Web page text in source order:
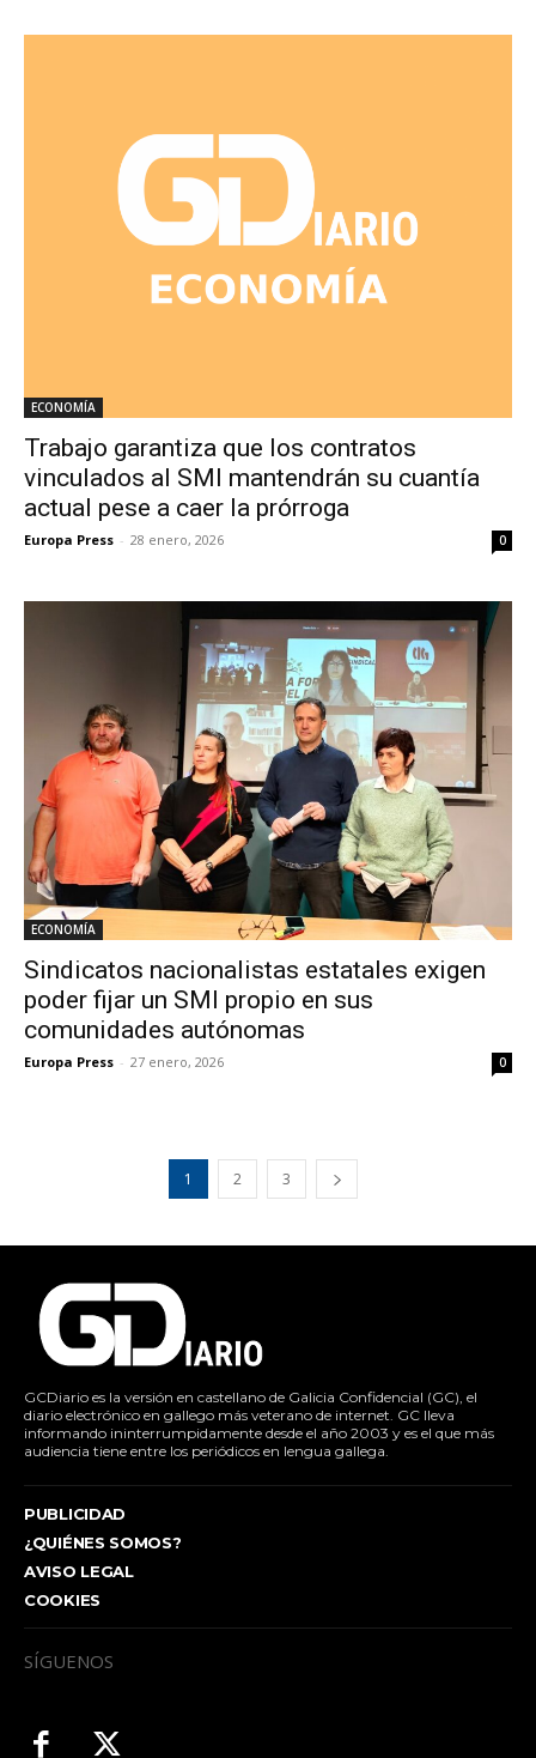
ECONOMÍA
Trabajo garantiza que los contratos
vinculados al SMI mantendrán su cuantía
actual pese a caer la prórroga
Europa Press - 28 enero, 2026 0
ECONOMÍA
Sindicatos nacionalistas estatales exigen
poder fijar un SMI propio en sus
comunidades autónomas
Europa Press - 27 enero, 2026 0
1 2 3
GCDiario es la versión en castellano de Galicia Confidencial (GC), el
diario electrónico en gallego más veterano de internet. GC lleva
informando ininterrumpidamente desde el año 2003 y es el que más
audiencia tiene entre los periódicos en lengua gallega.
PUBLICIDAD
¿QUIÉNES SOMOS?
AVISO LEGAL
COOKIES
SÍGUENOS